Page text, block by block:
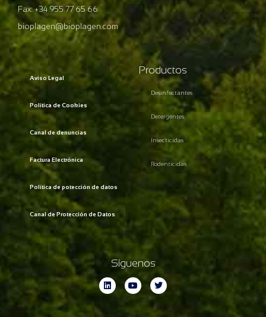
Fax: +34 955 77 65 66
bioplagen@bioplagen.com
Aviso Legal
Política de Cookies
Canal de denuncias
Factura Electrónica
Política de potección de datos
Canal de Protección de Datos
Productos
Desinfectantes
Detergentes
Insecticidas
Rodenticidas
Síguenos